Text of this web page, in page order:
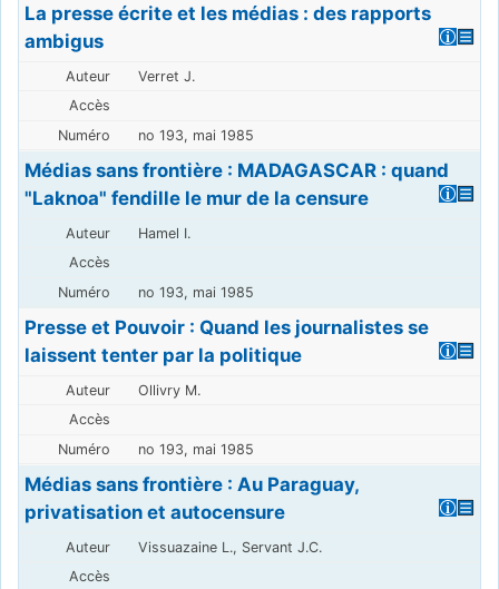
La presse écrite et les médias : des rapports
ambigus
Verret J.
no 193, mai 1985
Médias sans frontière : MADAGASCAR : quand
"Laknoa" fendille le mur de la censure
Hamel I.
no 193, mai 1985
Presse et Pouvoir : Quand les journalistes se
laissent tenter par la politique
Ollivry M.
no 193, mai 1985
Médias sans frontière : Au Paraguay,
privatisation et autocensure
Vissuazaine L., Servant J.C.